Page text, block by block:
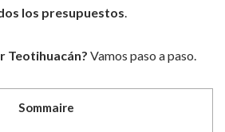
los presupuestos.
Teotihuacán? Vamos paso a paso.
Sommaire